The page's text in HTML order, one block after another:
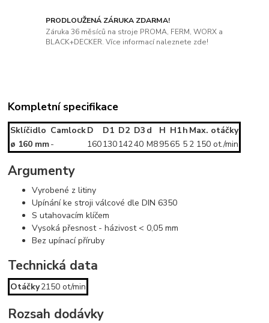
PRODLOUŽENÁ ZÁRUKA ZDARMA!
Záruka 36 měsíců na stroje PROMA, FERM, WORX a
BLACK+DECKER. Více informací naleznete zde!
Kompletní specifikace
Sklíčidlo CamlockD D1 D2 D3 d H H1h Max. otáčky
ø 160 mm- 16013014240 M89565 5 2 150 ot./min
Argumenty
Vyrobené z litiny
Upínání ke stroji válcové dle DIN 6350
S utahovacím klíčem
Vysoká přesnost - házivost < 0,05 mm
Bez upínací příruby
Technická data
Otáčky2150 ot/min
Rozsah dodávky